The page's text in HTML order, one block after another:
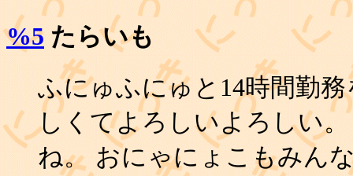
%5 たらいも
ふにゅふにゅと14時間勤
しくてよろしいよろしい
ね。 おにゃにょこもみん